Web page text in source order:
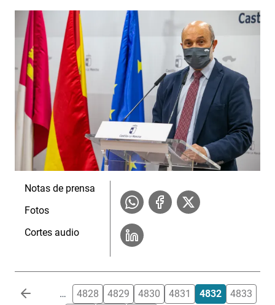
Notas de prensa
Fotos
Cortes audio
Paginación … 4828 4829 4830 4831 4832
4833